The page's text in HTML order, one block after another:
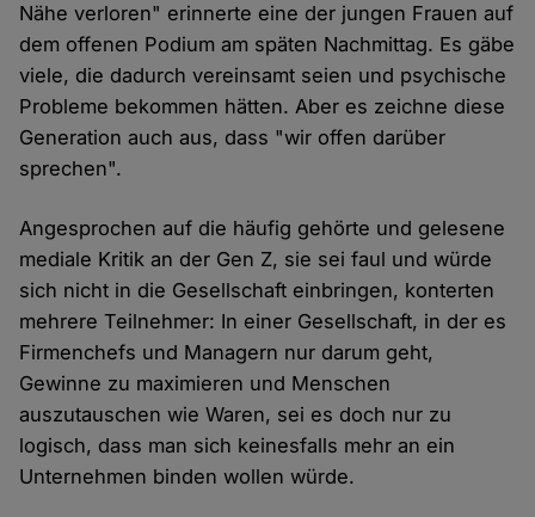
Nähe verloren" erinnerte eine der jungen Frauen auf
dem offenen Podium am späten Nachmittag. Es gäbe
viele, die dadurch vereinsamt seien und psychische
Probleme bekommen hätten. Aber es zeichne diese
Generation auch aus, dass "wir offen darüber
sprechen".
Angesprochen auf die häufig gehörte und gelesene
mediale Kritik an der Gen Z, sie sei faul und würde
sich nicht in die Gesellschaft einbringen, konterten
mehrere Teilnehmer: In einer Gesellschaft, in der es
Firmenchefs und Managern nur darum geht,
Gewinne zu maximieren und Menschen
auszutauschen wie Waren, sei es doch nur zu
logisch, dass man sich keinesfalls mehr an ein
Unternehmen binden wollen würde.